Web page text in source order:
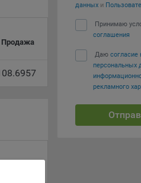
Продажа
данных и
Принимаю
соглашения
Даю согласие
персональных
рекламного